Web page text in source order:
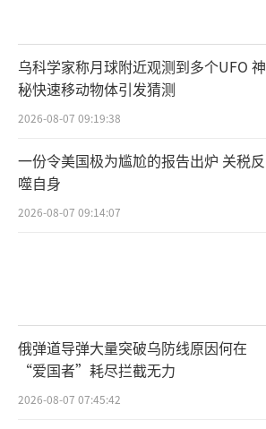
乌科学家称月球附近观测到多个UFO 神
秘快速移动物体引发猜测
2026-08-07 09:19:38
一份令美国极为尴尬的报告出炉 关税反
噬自身
2026-08-07 09:14:07
俄弹道导弹大量突破乌防线原因何在
“爱国者”耗尽拦截无力
2026-08-07 07:45:42